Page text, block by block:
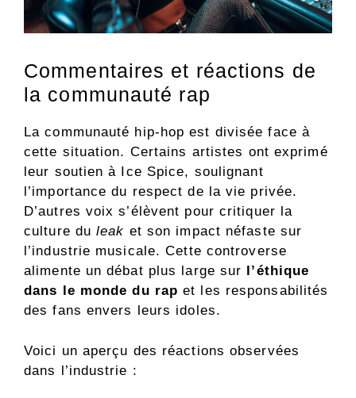
Commentaires et réactions de
la communauté rap
La communauté hip-hop est divisée face à
cette situation. Certains artistes ont exprimé
leur soutien à Ice Spice, soulignant
l’importance du respect de la vie privée.
D’autres voix s’élèvent pour critiquer la
culture duleak et son impact néfaste sur
l’industrie musicale. Cette controverse
alimente un débat plus large sur l’éthique
dans le monde du rap et les responsabilités
des fans envers leurs idoles.
Voici un aperçu des réactions observées
dans l’industrie :